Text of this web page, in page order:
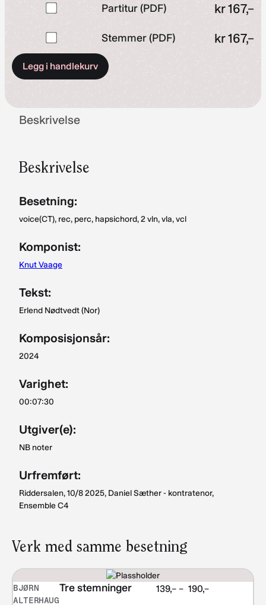
Kjøp
av
Partitur
(PDF)
Partitur (PDF) kr167,–
Kjøp
en
av
for
Stemmer (PDF) kr167,–
Legg i handlekurv
Beskrivelse
Beskrivelse
Besetning:
voice(CT), rec, perc, hapsichord, 2 vln, vla, vcl
Komponist:
Knut Vaage
Tekst:
Erlend Nødtvedt (Nor)
Komposisjonsår:
2024
Varighet:
00:07:30
Utgiver(e):
NB noter
Urfremført:
Riddersalen, 10/8 2025, Daniel Sæther - kontratenor,
Ensemble C4
Verk med samme besetning
BJØRN
ALTERHAUG
Tre stemninger 139,– – 190,–Prisområde: